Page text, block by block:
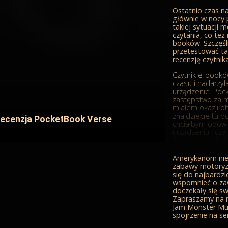
potrzebujemy
ale bez
Większość
częstotliwość
zupełności
z platform
też w
rodziny Xbox
wygenerować
Wydajność 120
możliwa do o
PocketBook Verse
Ostatnio czas
głównie w nocy
takiej sytuacji
czytania, co też
booków.
przetestować
recenzję
Czytnik e-
czasu i
urządzenie.
zastępstwo za
miałem okazji
znajdziecie tu
chciałbym
urządzeniu i czy
PocketBook
PocketBook
na tę liczbę
odczuciu
Nie oznacza to,
męczy, ale
solidnym
Ekran o
Amerykanom
zabawy
się do
wspomnieć o
doczekały się
Zapraszamy na
Jam Monster
spojrzenie na